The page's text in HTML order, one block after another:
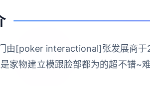
由[poker interactional]张发展商
家物建立模跟脸部都为的超不错~